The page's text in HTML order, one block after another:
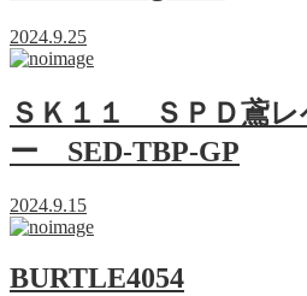
2024.9.25
ＳＫ１１ ＳＰＤ鳶
ー SED-TBP-GP
2024.9.15
BURTLE4054